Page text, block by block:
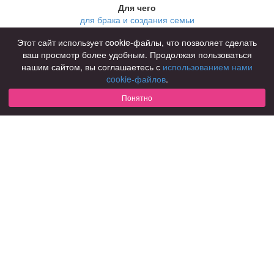
Для чего
для брака и создания семьи
для любви и с/о
для дружбы
для взрослых
В возрасте
за 40 лет
за 60 лет
для пожилых
Этот сайт использует cookie-файлы, что позволяет сделать
ваш просмотр более удобным. Продолжая пользоваться
нашим сайтом, вы соглашаетесь с использованием нами
cookie-файлов.
Понятно